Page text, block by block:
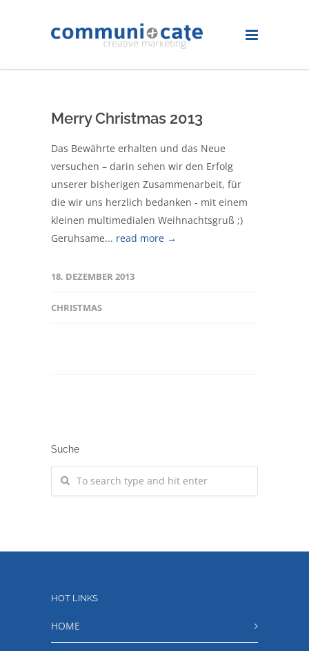
Merry Christmas 2013
Das Bewährte erhalten und das Neue
versuchen – darin sehen wir den Erfolg
unserer bisherigen Zusammenarbeit, für
die wir uns herzlich bedanken - mit einem
kleinen multimedialen Weihnachtsgruß ;)
Geruhsame... read more →
18. DEZEMBER 2013
CHRISTMAS
Suche
HOT LINKS
HOME